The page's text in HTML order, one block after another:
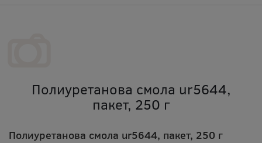
Полиуретанова смола ur5644,
пакет, 250 г
Полиуретанова смола ur5644, пакет, 250 г